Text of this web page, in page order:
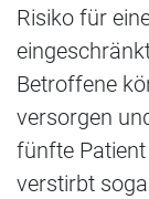
Risiko für
Betroffene
versorgen
fünfte
verstirbt